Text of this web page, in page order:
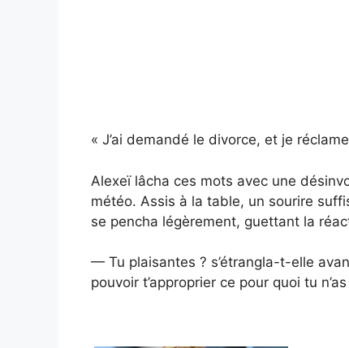
« J’ai demandé le divorce, et je
Alexeï lâcha ces mots avec une
météo. Assis à la table, un sourire
se pencha légèrement, guettant la
— Tu plaisantes ? s’étrangla-t-elle
pouvoir t’approprier ce pour quoi tu